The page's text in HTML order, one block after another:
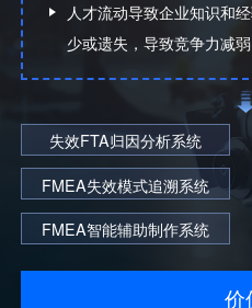
人才流动导致企业知识和
少或遗失，导致竞争力减弱
失效FTA归因分析系统
FMEA失效模式追溯系统
FMEA智能辅助制作系统
价